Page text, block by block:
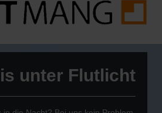
unter Flutlicht